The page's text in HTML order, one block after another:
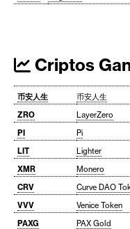
Criptos
币安人生 币安人生
ZRO
LayerZero
PI
Pi
LIT
Lighter
XMR
Monero
CRV
Curve DAO
VVV
Venice Token
PAXG
PAX Gold